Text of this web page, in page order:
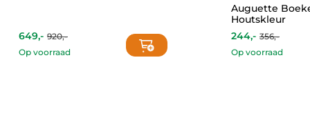
920,-
649,-
Op voorraad
Auguette
Houtskleur
244,-
Current
price
356,-
Original
price
Op voorraad